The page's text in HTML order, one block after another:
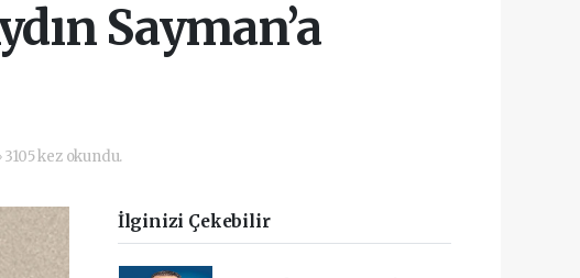
Sayman’a
3105 kez okundu.
İlginizi Çekebilir